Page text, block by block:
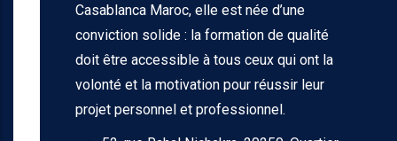
Casablanca Maroc, elle est née d’une
conviction solide : la formation de qualité
doit être accessible à tous ceux qui ont la
volonté et la motivation pour réussir leur
projet personnel et professionnel.